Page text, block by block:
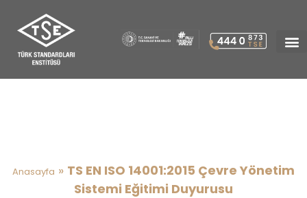
Anasayfa » TS EN ISO 14001:2015 Çevre Yönetim
Sistemi Eğitimi Duyurusu